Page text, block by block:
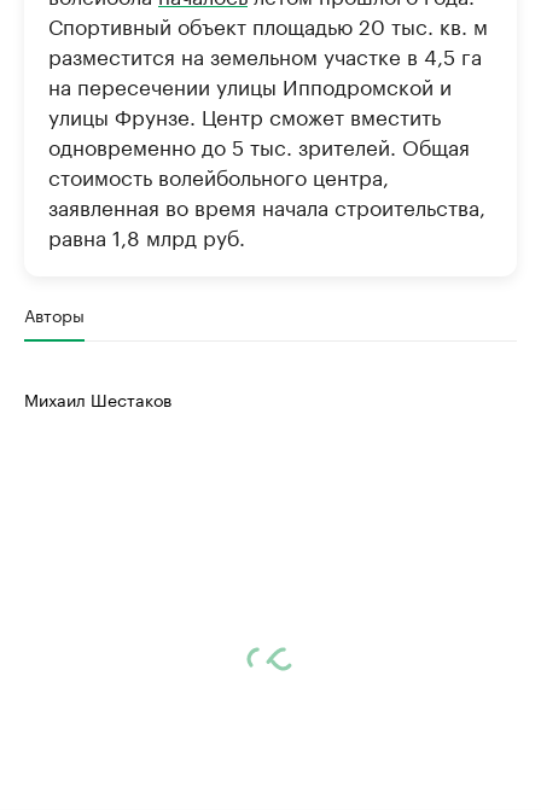
Спортивный объект площадью 20 тыс. кв. м
разместится на земельном участке в 4,5 га
на пересечении улицы Ипподромской и
улицы Фрунзе. Центр сможет вместить
одновременно до 5 тыс. зрителей. Общая
стоимость волейбольного центра,
заявленная во время начала строительства,
равна 1,8 млрд руб.
Авторы
Михаил Шестаков